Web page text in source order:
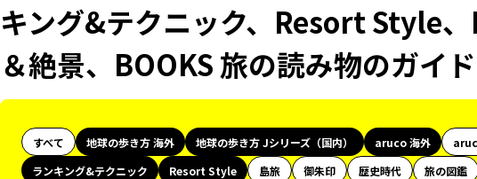
キング&テクニック、Resort Style
＆絶景、BOOKS 旅の読み物のガイ
すべて 地球の歩き方 海外 地球の歩き方 Jシリーズ（国内） aruco 海外
ランキング&テクニック
Resort Style 島旅 御朱印 歴史時代 旅の図鑑